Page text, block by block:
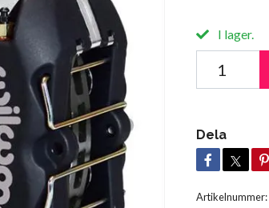
I lager.
Dela
Artikelnummer: